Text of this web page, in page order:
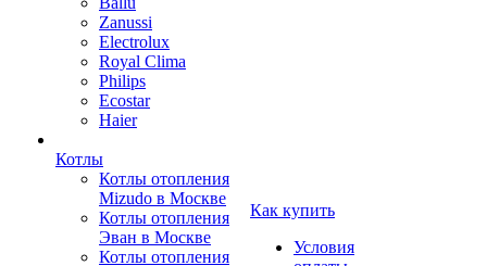
Zanussi
Electrolux
Royal Clima
Philips
Ecostar
Haier
Котлы
Котлы отопления
Mizudo в Москве
Котлы отопления
Эван в Москве
Котлы отопления
Как купить
Условия